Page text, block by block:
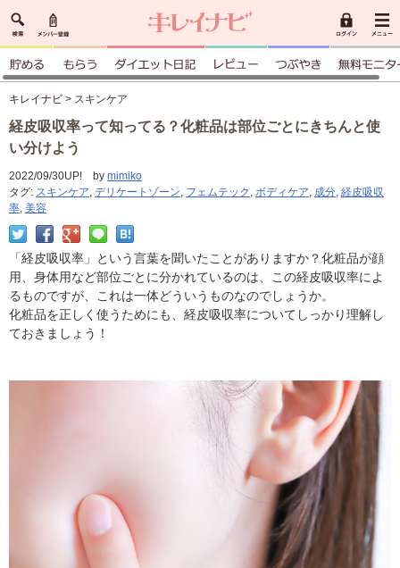
キレイナビ > スキンケア
経皮吸収率って知ってる？化粧品は部位ごとにきちんと使
い分けよう
2022/09/30UP! by mimiko
タグ: スキンケア, デリケートゾーン, フェムテック , ボディケア, 成分, 経皮吸収
率, 美容
「経皮吸収率」という言葉を聞いたことがありますか？化粧品が顔
用、身体用など部位ごとに分かれているのは、この経皮吸収率によ
るものですが、これは一体どういうものなのでしょうか。
化粧品を正しく使うためにも、経皮吸収率についてしっかり理解し
ておきましょう！